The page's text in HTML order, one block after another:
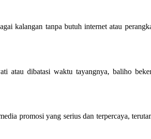
kalangan tanpa butuh internet atau
atau dibatasi waktu tayangnya, baliho
promosi yang serius dan terpercaya,